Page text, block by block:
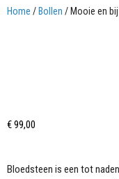
Home / Bollen / Mooie en
€99,00
Bloedsteen is een tot